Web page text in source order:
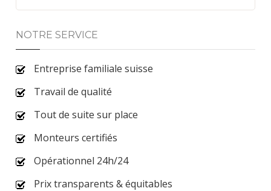
NOTRE SERVICE
Entreprise familiale suisse
Travail de qualité
Tout de suite sur place
Monteurs certifiés
Opérationnel 24h/24
Prix transparents & équitables